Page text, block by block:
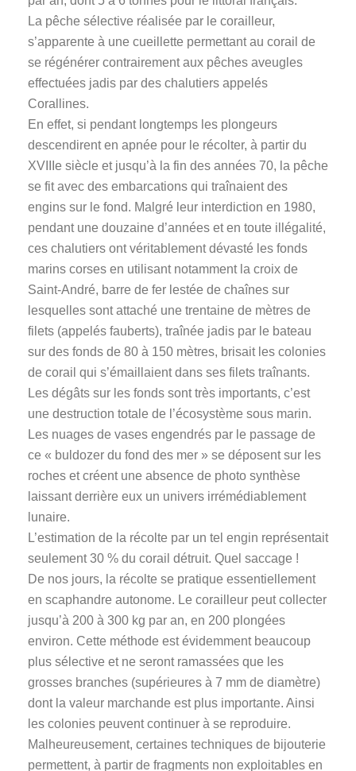
La pêche sélective réalisée par le corailleur,
s’apparente à une cueillette permettant au corail de
se régénérer contrairement aux pêches aveugles
effectuées jadis par des chalutiers appelés
Corallines.
En effet, si pendant longtemps les plongeurs
descendirent en apnée pour le récolter, à partir du
XVIIIe siècle et jusqu’à la fin des années 70, la pêche
se fit avec des embarcations qui traînaient des
engins sur le fond. Malgré leur interdiction en 1980,
pendant une douzaine d’années et en toute illégalité,
ces chalutiers ont véritablement dévasté les fonds
marins corses en utilisant notamment la croix de
Saint-André, barre de fer lestée de chaînes sur
lesquelles sont attaché une trentaine de mètres de
filets (appelés fauberts), traînée jadis par le bateau
sur des fonds de 80 à 150 mètres, brisait les colonies
de corail qui s’émaillaient dans ses filets traînants.
Les dégâts sur les fonds sont très importants, c’est
une destruction totale de l’écosystème sous marin.
Les nuages de vases engendrés par le passage de
ce « buldozer du fond des mer » se déposent sur les
roches et créent une absence de photo synthèse
laissant derrière eux un univers irrémédiablement
lunaire.
L’estimation de la récolte par un tel engin représentait
seulement 30 % du corail détruit. Quel saccage !
De nos jours, la récolte se pratique essentiellement
en scaphandre autonome. Le corailleur peut collecter
jusqu’à 200 à 300 kg par an, en 200 plongées
environ. Cette méthode est évidemment beaucoup
plus sélective et ne seront ramassées que les
grosses branches (supérieures à 7 mm de diamètre)
dont la valeur marchande est plus importante. Ainsi
les colonies peuvent continuer à se reproduire.
Malheureusement, certaines techniques de bijouterie
permettent, à partir de fragments non exploitables en